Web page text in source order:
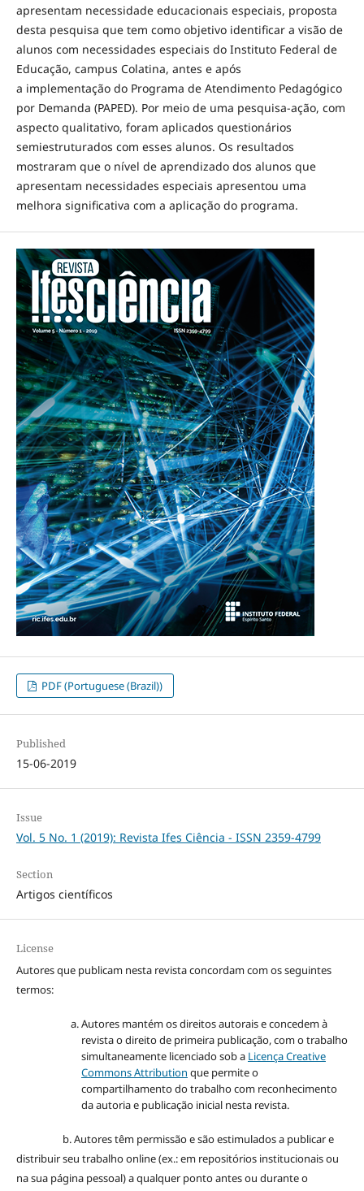
apresentam necessidade educacionais especiais, proposta
desta pesquisa que tem como objetivo identificar a visão de
alunos com necessidades especiais do Instituto Federal de
Educação, campus Colatina, antes e após
a implementação do Programa de Atendimento Pedagógico
por Demanda (PAPED). Por meio de uma pesquisa-ação, com
aspecto qualitativo, foram aplicados questionários
semiestruturados com esses alunos. Os resultados
mostraram que o nível de aprendizado dos alunos que
apresentam necessidades especiais apresentou uma
melhora significativa com a aplicação do programa.
PDF (Portuguese (Brazil))
Published
15-06-2019
Issue
Vol. 5 No. 1 (2019): Revista Ifes Ciência - ISSN 2359-4799
Section
Artigos científicos
License
Autores que publicam nesta revista concordam com os seguintes
termos:
Autores mantém os direitos autorais e concedem à
revista o direito de primeira publicação, com o trabalho
simultaneamente licenciado sob a Licença Creative
Commons Attribution que permite o
compartilhamento do trabalho com reconhecimento
da autoria e publicação inicial nesta revista.
b. Autores têm permissão e são estimulados a publicar e
distribuir seu trabalho online (ex.: em repositórios institucionais ou
na sua página pessoal) a qualquer ponto antes ou durante o